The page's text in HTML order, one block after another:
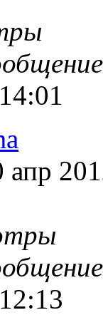
апр